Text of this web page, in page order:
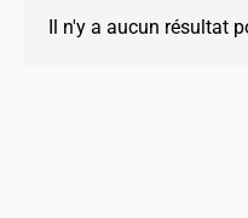
Il n'y a aucun résultat